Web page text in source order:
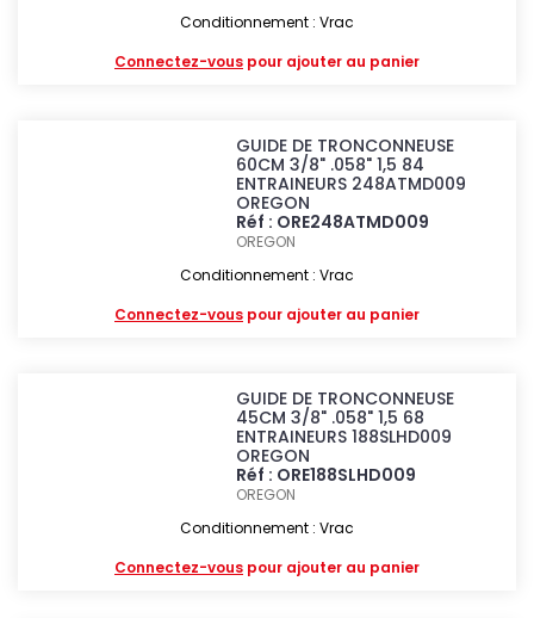
Conditionnement : Vrac
Connectez-vous pour ajouter au panier
GUIDE DE TRONCONNEUSE
60CM 3/8" .058" 1,5 84
ENTRAINEURS 248ATMD009
OREGON
Réf : ORE248ATMD009
OREGON
Conditionnement : Vrac
Connectez-vous pour ajouter au panier
GUIDE DE TRONCONNEUSE
45CM 3/8" .058" 1,5 68
ENTRAINEURS 188SLHD009
OREGON
Réf : ORE188SLHD009
OREGON
Conditionnement : Vrac
Connectez-vous pour ajouter au panier